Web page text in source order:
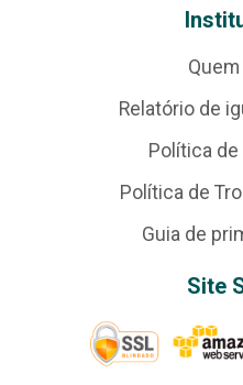
Relatório de
Política
Política de
Guia de
Site